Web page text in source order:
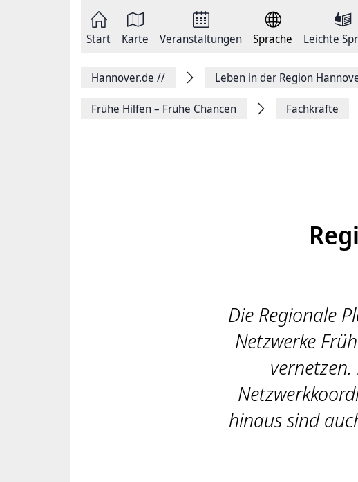
Start Karte Veranstaltungen Sprache Leichte
Hannover.de // Leben in der Region
Frühe Hilfen – Frühe Chancen Fachkräfte
Die Regionale
Netzwerke
hinaus sind